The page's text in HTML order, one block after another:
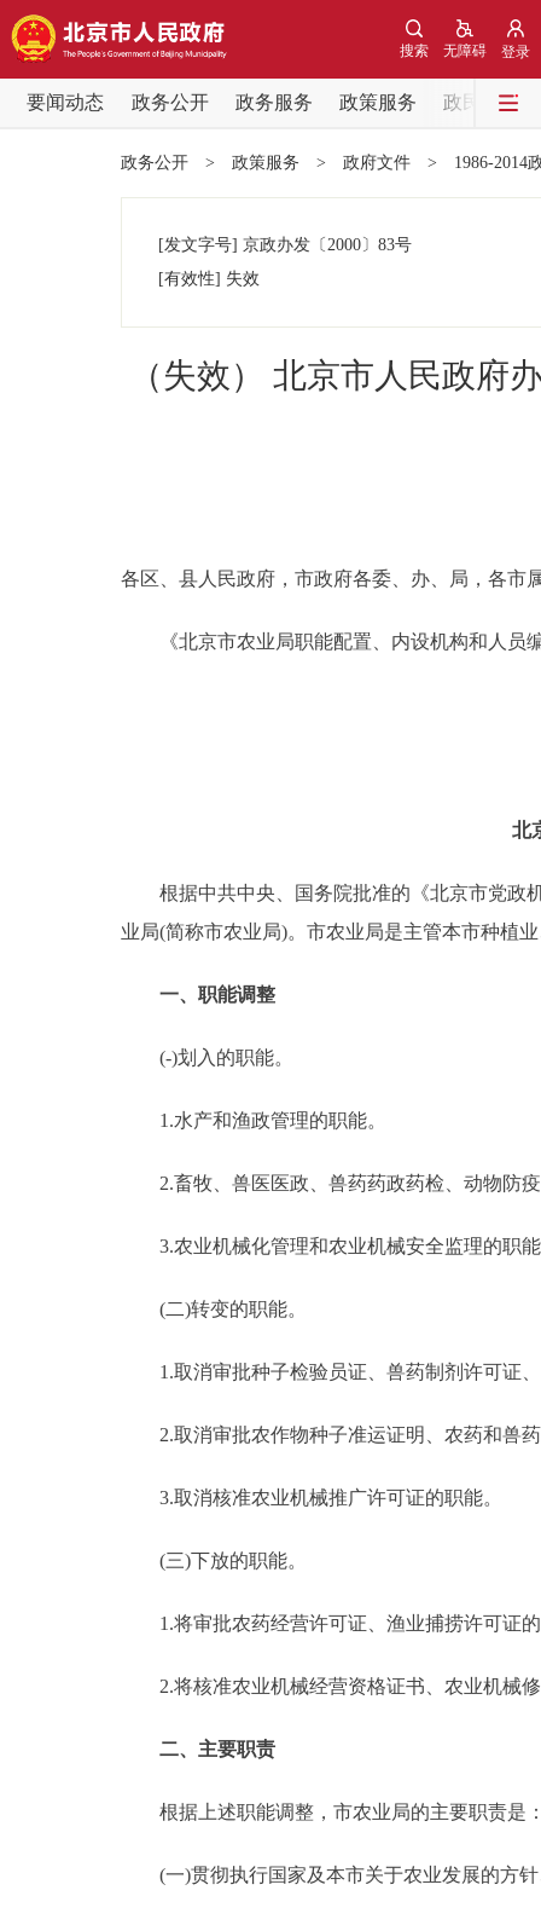
登录
无障碍
搜索
要闻动态 政务公开 政务服务 政策服务
政民互动
党中央精神
政务公开
政民互动
12345网上接诉即办
参与调查
走进北京
北京概况
ENGLISH
政务公开 > 政策服务 > 政府文件 > 1986-2014
[发文字号] 京政办发 〔2000〕 83号
[有效性] 失效
（失效） 北京市人民政府
各区、县人民政府，市政府各委、办、局，各市
《北京市农业局职能配置、内设机构和人员
北
根据中共中央、国务院批准的《北京市党政机
业局(简称市农业局)。市农业局是主管本市种植
一、职能调整
(-)划入的职能。
1.水产和渔政管理的职能。
2.畜牧、兽医医政、兽药药政药检、动物防疫
3.农业机械化管理和农业机械安全监理的职
(二)转变的职能。
1.取消审批种子检验员证、兽药制剂许可证、
2.取消审批农作物种子准运证明、农药和兽药
3.取消核准农业机械推广许可证的职能。
(三)下放的职能。
1.将审批农药经营许可证、渔业捕捞许可证的
2.将核准农业机械经营资格证书、农业机械修
二、主要职责
根据上述职能调整，市农业局的主要职责是
(一)贯彻执行国家及本市关于农业发展的方针